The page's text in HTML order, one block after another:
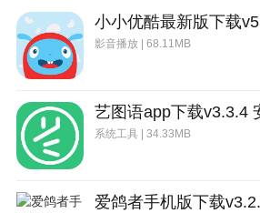
影音播放 | 68.11MB
系统工具 | 34.33MB